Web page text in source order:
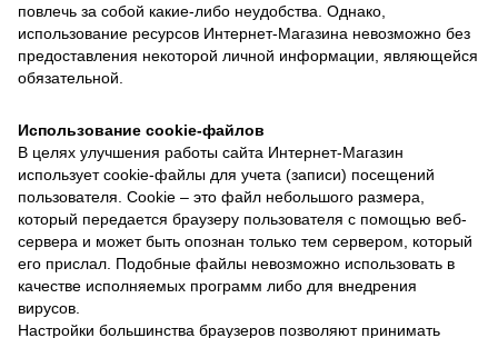
повлечь за собой какие-либо неудобства. Однако,
использование ресурсов Интернет-Магазина невозможно без
предоставления некоторой личной информации, являющейся
обязательной.
Использование cookie-файлов
В целях улучшения работы сайта Интернет-Магазин
использует cookie-файлы для учета (записи) посещений
пользователя. Cookie – это файл небольшого размера,
который передается браузеру пользователя с помощью веб-
сервера и может быть опознан только тем сервером, который
его прислал. Подобные файлы невозможно использовать в
качестве исполняемых программ либо для внедрения
вирусов.
Настройки большинства браузеров позволяют принимать